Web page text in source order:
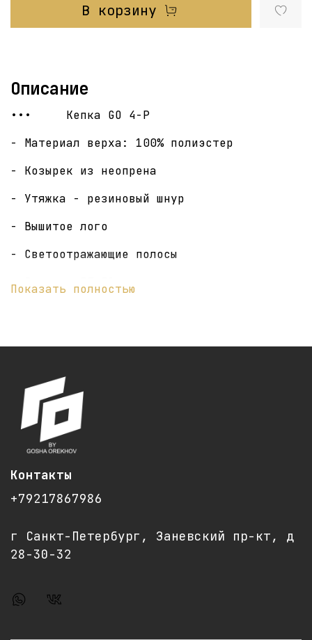
В корзину
Описание
••• Кепка GO 4-P
- Материал верха: 100% полиэстер
- Козырек из неопрена
- Утяжка - резиновый шнур
- Вышитое лого
- Светоотражающие полосы
- Размер: 57-59
Показать полностью
Контакты
+79217867986
г Санкт-Петербург, Заневский пр-кт, д
28-30-32